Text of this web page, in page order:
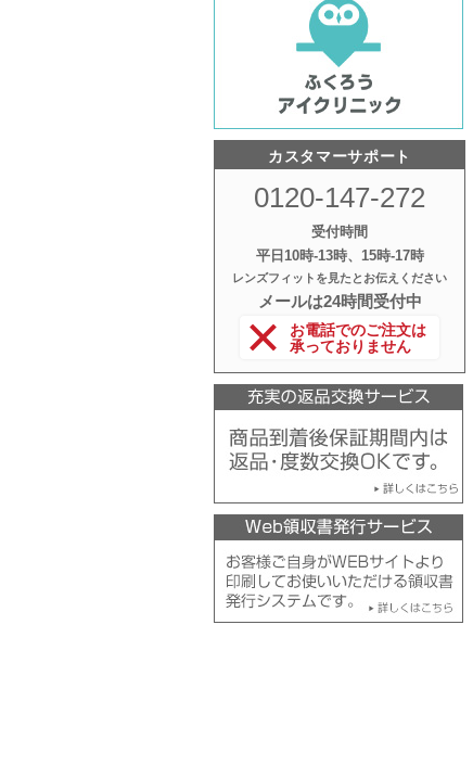
カスタマーサポート
0120-147-272
受付時間
平日10時‐13時、15時‐17時
レンズフィットを見たとお伝えください
メールは24時間受付中
お電話でのご注文は
承っておりません